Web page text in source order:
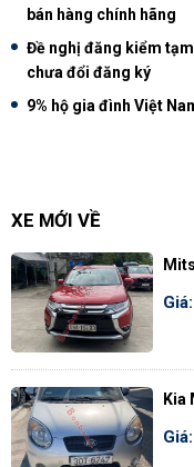
bán hàng chính hãng
Đề nghị đăng kiểm
chưa đổi đăng ký
9% hộ gia đình Việt
XE MỚI VỀ
Kia